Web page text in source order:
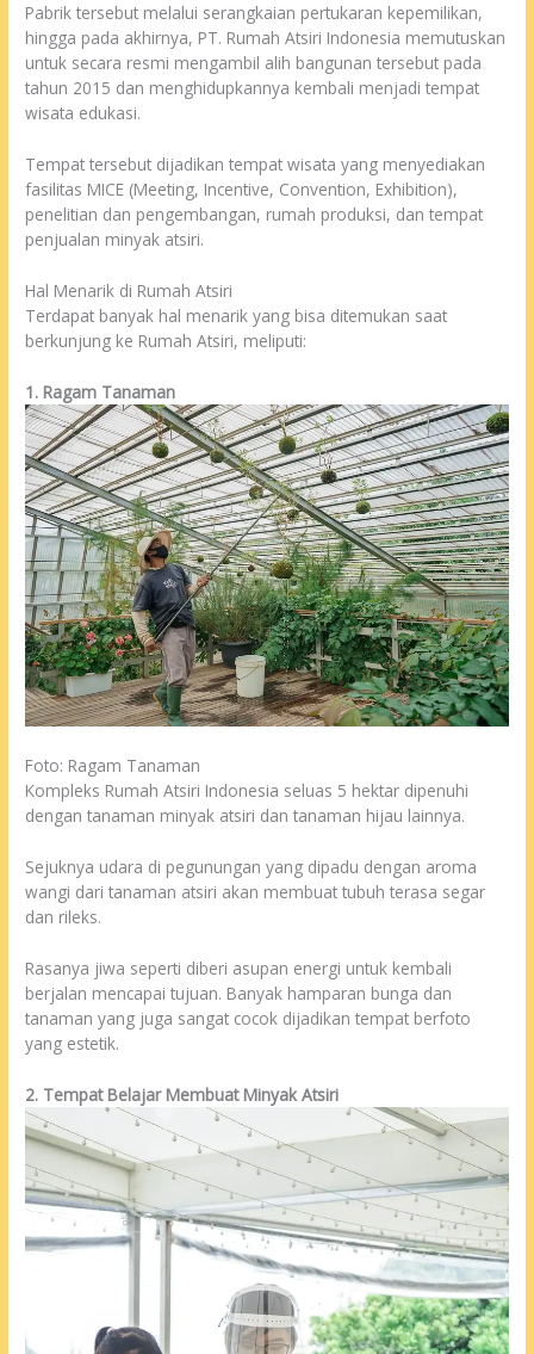
Pabrik tersebut melalui serangkaian pertukaran kepemilikan,
hingga pada akhirnya, PT. Rumah Atsiri Indonesia memutuskan
untuk secara resmi mengambil alih bangunan tersebut pada
tahun 2015 dan menghidupkannya kembali menjadi tempat
wisata edukasi.
Tempat tersebut dijadikan tempat wisata yang menyediakan
fasilitas MICE (Meeting, Incentive, Convention, Exhibition),
penelitian dan pengembangan, rumah produksi, dan tempat
penjualan minyak atsiri.
Hal Menarik di Rumah Atsiri
Terdapat banyak hal menarik yang bisa ditemukan saat
berkunjung ke Rumah Atsiri, meliputi:
1. Ragam Tanaman
Foto: Ragam Tanaman
Kompleks Rumah Atsiri Indonesia seluas 5 hektar dipenuhi
dengan tanaman minyak atsiri dan tanaman hijau lainnya.
Sejuknya udara di pegunungan yang dipadu dengan aroma
wangi dari tanaman atsiri akan membuat tubuh terasa segar
dan rileks.
Rasanya jiwa seperti diberi asupan energi untuk kembali
berjalan mencapai tujuan. Banyak hamparan bunga dan
tanaman yang juga sangat cocok dijadikan tempat berfoto
yang estetik.
2. Tempat Belajar Membuat Minyak Atsiri